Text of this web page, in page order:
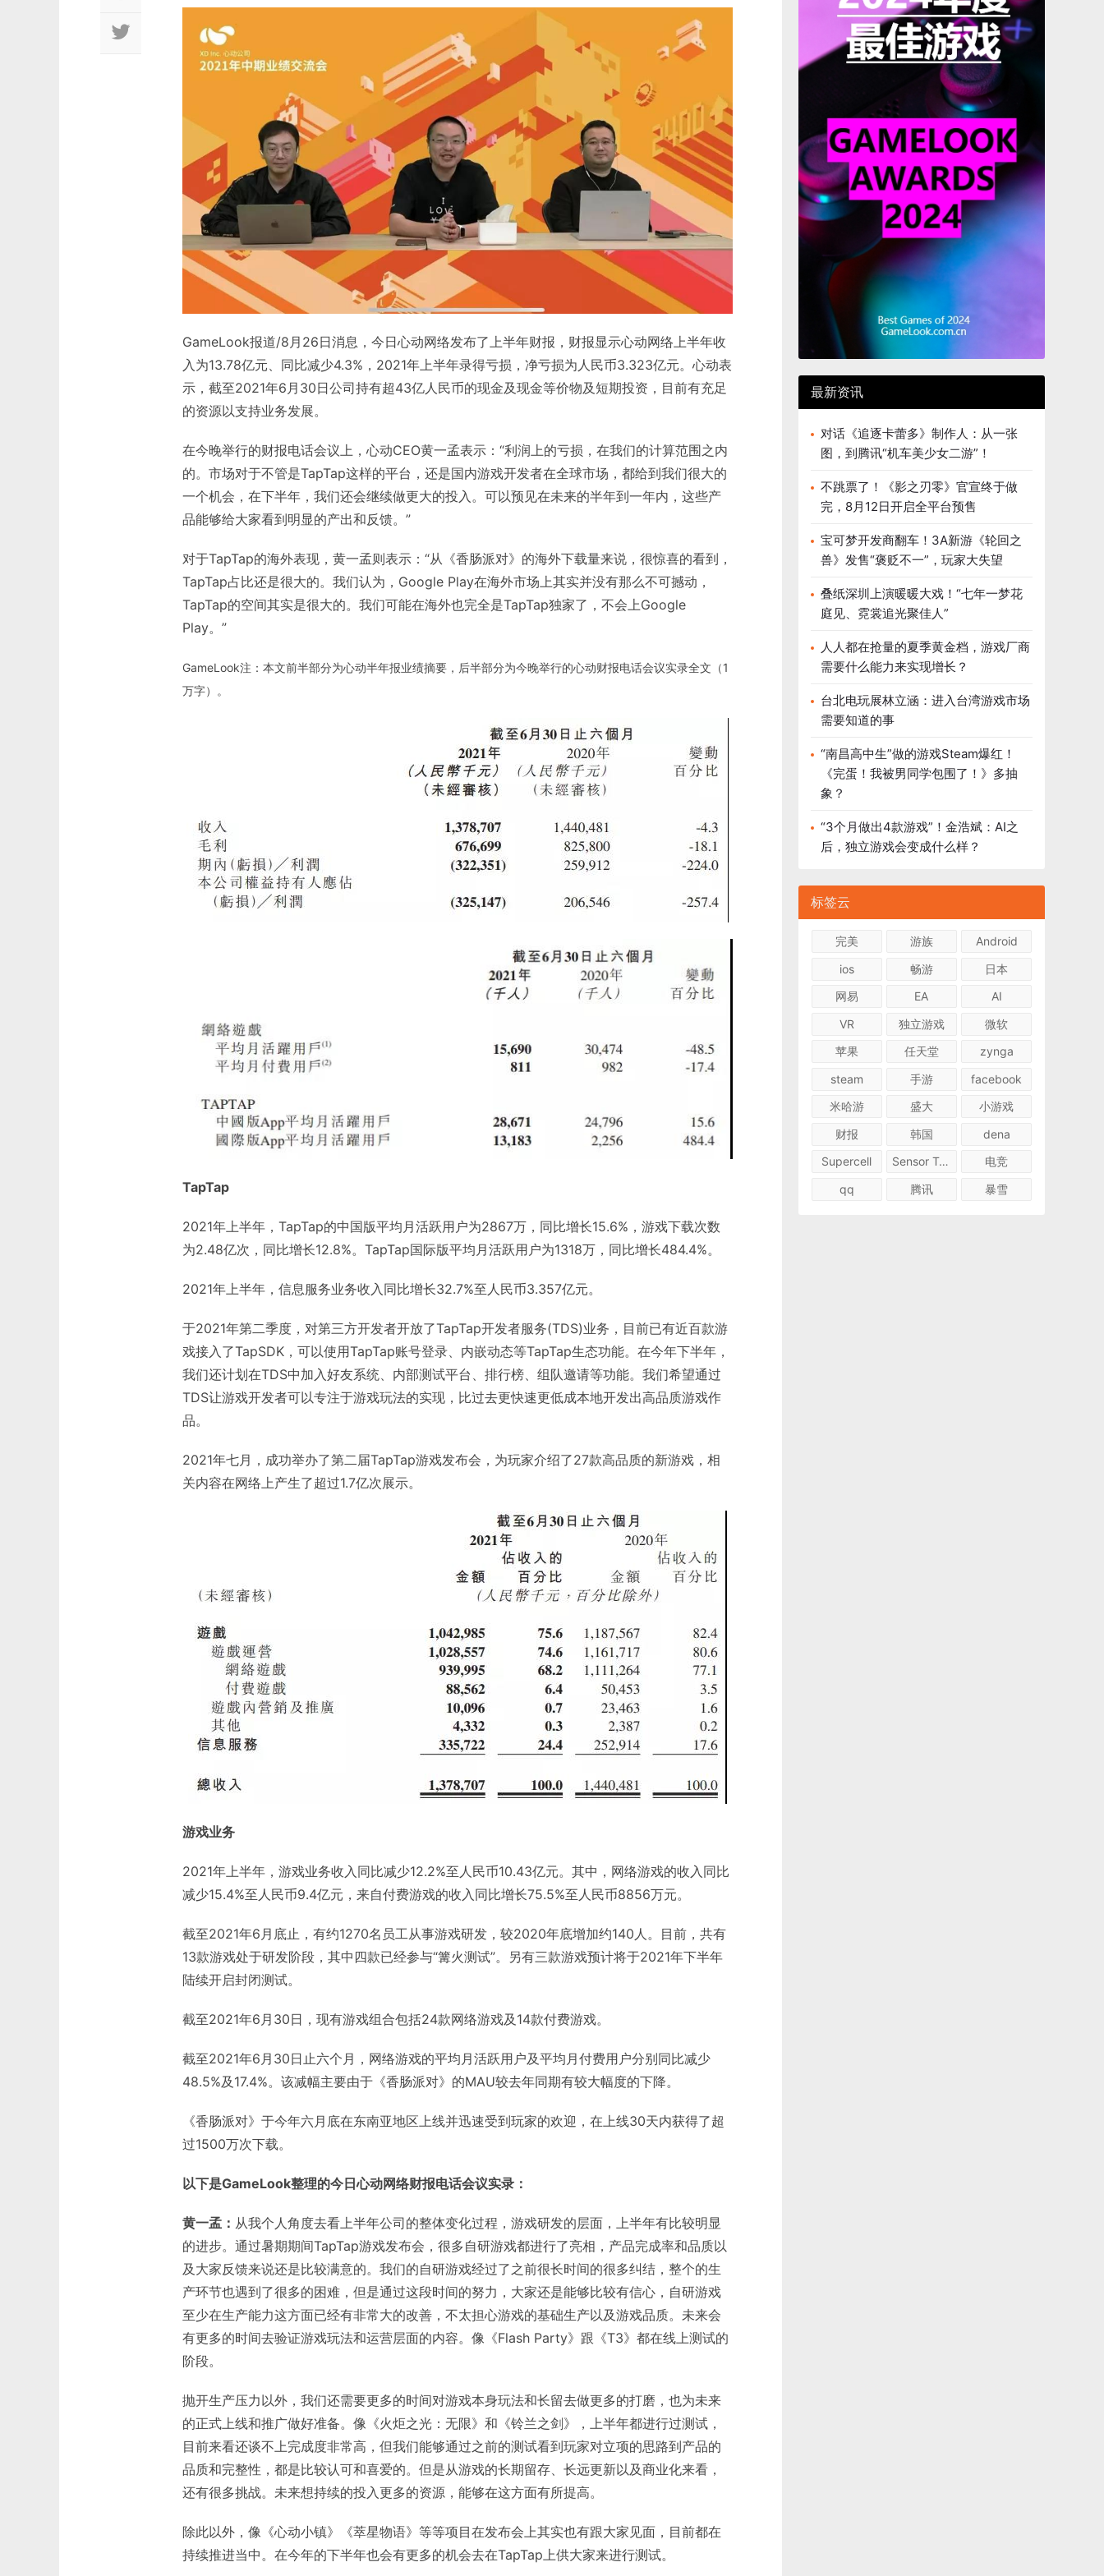
GameLook报道/8月26日消息，今日心动网络发布了上半年财报，财报显示心动网络上半年收
入为13.78亿元、同比减少4.3%，2021年上半年录得亏损，净亏损为人民币3.323亿元。心动表
示，截至2021年6月30日公司持有超43亿人民币的现金及现金等价物及短期投资，目前有充足
的资源以支持业务发展。
在今晚举行的财报电话会议上，心动CEO黄一孟表示：“利润上的亏损，在我们的计算范围之内
的。市场对于不管是TapTap这样的平台，还是国内游戏开发者在全球市场，都给到我们很大的
一个机会，在下半年，我们还会继续做更大的投入。可以预见在未来的半年到一年内，这些产
品能够给大家看到明显的产出和反馈。”
对于TapTap的海外表现，黄一孟则表示：“从《香肠派对》的海外下载量来说，很惊喜的看到，
TapTap占比还是很大的。我们认为，Google Play在海外市场上其实并没有那么不可撼动，
TapTap的空间其实是很大的。我们可能在海外也完全是TapTap独家了，不会上Google
Play。”
GameLook注：本文前半部分为心动半年报业绩摘要，后半部分为今晚举行的心动财报电话会议实录全文（1
万字）。
TapTap
2021年上半年，TapTap的中国版平均月活跃用户为2867万，同比增长15.6%，游戏下载次数
为2.48亿次，同比增长12.8%。TapTap国际版平均月活跃用户为1318万，同比增长484.4%。
2021年上半年，信息服务业务收入同比增长32.7%至人民币3.357亿元。
于2021年第二季度，对第三方开发者开放了TapTap开发者服务(TDS)业务，目前已有近百款游
戏接入了TapSDK，可以使用TapTap账号登录、内嵌动态等TapTap生态功能。在今年下半年，
我们还计划在TDS中加入好友系统、内部测试平台、排行榜、组队邀请等功能。我们希望通过
TDS让游戏开发者可以专注于游戏玩法的实现，比过去更快速更低成本地开发出高品质游戏作
品。
2021年七月，成功举办了第二届TapTap游戏发布会，为玩家介绍了27款高品质的新游戏，相
关内容在网络上产生了超过1.7亿次展示。
游戏业务
2021年上半年，游戏业务收入同比减少12.2%至人民币10.43亿元。其中，网络游戏的收入同比
减少15.4%至人民币9.4亿元，来自付费游戏的收入同比增长75.5%至人民币8856万元。
截至2021年6月底止，有约1270名员工从事游戏研发，较2020年底增加约140人。目前，共有
13款游戏处于研发阶段，其中四款已经参与“篝火测试”。另有三款游戏预计将于2021年下半年
陆续开启封闭测试。
截至2021年6月30日，现有游戏组合包括24款网络游戏及14款付费游戏。
截至2021年6月30日止六个月，网络游戏的平均月活跃用户及平均月付费用户分别同比减少
48.5%及17.4%。该减幅主要由于《香肠派对》的MAU较去年同期有较大幅度的下降。
《香肠派对》于今年六月底在东南亚地区上线并迅速受到玩家的欢迎，在上线30天内获得了超
过1500万次下载。
以下是GameLook整理的今日心动网络财报电话会议实录：
黄一孟： 从我个人角度去看上半年公司的整体变化过程，游戏研发的层面，上半年有比较明显
的进步。通过暑期期间TapTap游戏发布会，很多自研游戏都进行了亮相，产品完成率和品质以
及大家反馈来说还是比较满意的。我们的自研游戏经过了之前很长时间的很多纠结，整个的生
产环节也遇到了很多的困难，但是通过这段时间的努力，大家还是能够比较有信心，自研游戏
至少在生产能力这方面已经有非常大的改善，不太担心游戏的基础生产以及游戏品质。未来会
有更多的时间去验证游戏玩法和运营层面的内容。像《Flash Party》跟《T3》都在线上测试的
阶段。
抛开生产压力以外，我们还需要更多的时间对游戏本身玩法和长留去做更多的打磨，也为未来
的正式上线和推广做好准备。像《火炬之光：无限》和《铃兰之剑》，上半年都进行过测试，
目前来看还谈不上完成度非常高，但我们能够通过之前的测试看到玩家对立项的思路到产品的
品质和完整性，都是比较认可和喜爱的。但是从游戏的长期留存、长远更新以及商业化来看，
还有很多挑战。未来想持续的投入更多的资源，能够在这方面有所提高。
除此以外，像《心动小镇》《萃星物语》等等项目在发布会上其实也有跟大家见面，目前都在
持续推进当中。在今年的下半年也会有更多的机会去在TapTap上供大家来进行测试。
最新资讯
对话《追逐卡蕾多》制作人：从一张
图，到腾讯“机车美少女二游”！
不跳票了！《影之刃零》官宣终于做
完，8月12日开启全平台预售
宝可梦开发商翻车！3A新游《轮回之
兽》发售“褒贬不一”，玩家大失望
叠纸深圳上演暖暖大戏！“七年一梦花
庭见、霓裳追光聚佳人”
人人都在抢量的夏季黄金档，游戏厂商
需要什么能力来实现增长？
台北电玩展林立涵：进入台湾游戏市场
需要知道的事
“南昌高中生”做的游戏Steam爆红！
《完蛋！我被男同学包围了！》多抽
象？
“3个月做出4款游戏”！金浩斌：AI之
后，独立游戏会变成什么样？
标签云
完美 游族
Android
ios
畅游
日本
网易
EA
AI
VR
独立游戏
微软
苹果
任天堂
zynga
steam
手游
facebook
米哈游
盛大
小游戏
财报
韩国
dena
Supercell
Sensor Tower
电竞
qq
腾讯 暴雪